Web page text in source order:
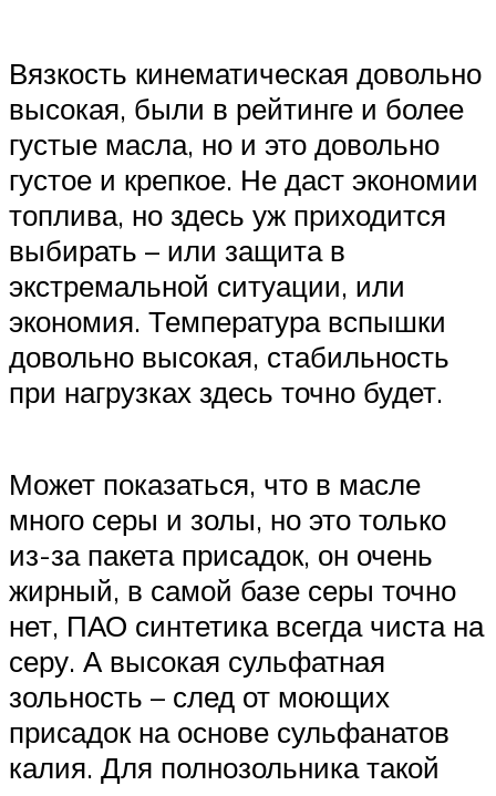
Вязкость кинематическая довольно
высокая, были в рейтинге и более
густые масла, но и это довольно
густое и крепкое. Не даст экономии
топлива, но здесь уж приходится
выбирать – или защита в
экстремальной ситуации, или
экономия. Температура вспышки
довольно высокая, стабильность
при нагрузках здесь точно будет.
Может показаться, что в масле
много серы и золы, но это только
из-за пакета присадок, он очень
жирный, в самой базе серы точно
нет, ПАО синтетика всегда чиста на
серу. А высокая сульфатная
зольность – след от моющих
присадок на основе сульфанатов
калия. Для полнозольника такой